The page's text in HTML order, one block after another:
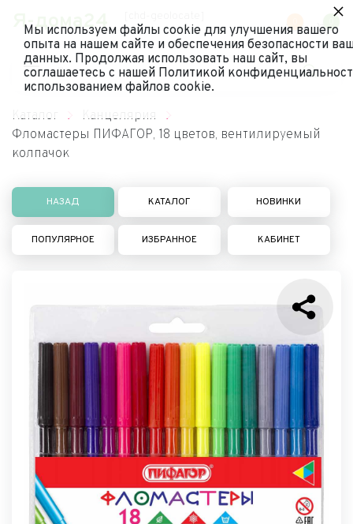
Я-дома24
Каталог
Канцелярия
Фломастеры ПИФАГОР, 18 цветов, вентилируемый
колпачок
НАЗАД КАТАЛОГ НОВИНКИ
ПОПУЛЯРНОЕ ИЗБРАННОЕ КАБИНЕТ
Мы используем файлы cookie для улучшения вашего
опыта на нашем сайте и обеспечения безопасности
данных. Продолжая использовать наш сайт, вы
соглашаетесь с нашей Политикой
использованием файлов cookie.
×